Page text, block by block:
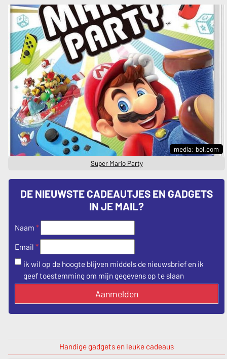
media: bol.com
Super Mario Party
DE NIEUWSTE CADEAUTJES EN GADGETS
IN JE MAIL?
Naam *
Email *
ik wil op de hoogte blijven middels de nieuwsbrief en ik
geef toestemming om mijn gegevens op te slaan
Aanmelden
Handige gadgets en leuke cadeaus